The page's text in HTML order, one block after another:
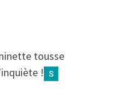
tousse
!